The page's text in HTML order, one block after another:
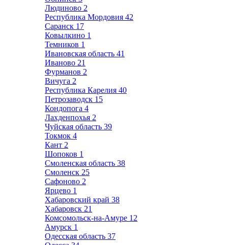
Людиново 2
Республика Мордовия 42
Саранск 17
Ковылкино 1
Темников 1
Ивановская область 41
Иваново 21
Фурманов 2
Вичуга 2
Республика Карелия 40
Петрозаводск 15
Кондопога 4
Лахденпохья 2
Чуйская область 39
Токмок 4
Кант 2
Шопоков 1
Смоленская область 38
Смоленск 25
Сафоново 2
Ярцево 1
Хабаровский край 38
Хабаровск 21
Комсомольск-на-Амуре 12
Амурск 1
Одесская область 37